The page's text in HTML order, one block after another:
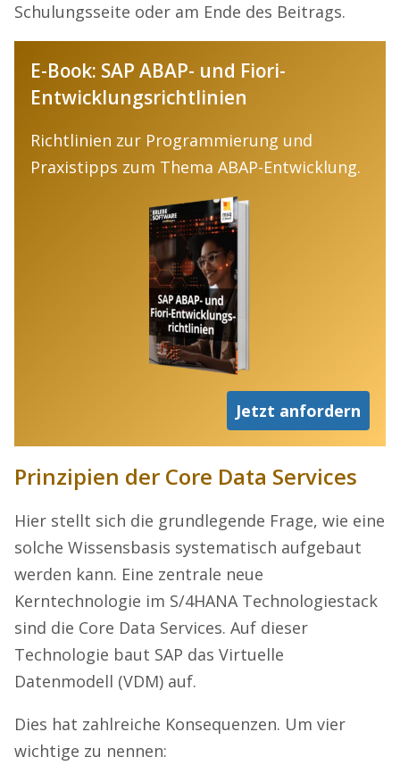
Schulungsseite oder am Ende des Beitrags.
E-Book: SAP ABAP- und Fiori-
Entwicklungsrichtlinien
Richtlinien zur Programmierung und
Praxistipps zum Thema ABAP-Entwicklung.
Jetzt anfordern
Prinzipien der Core Data Services
Hier stellt sich die grundlegende Frage, wie eine
solche Wissensbasis systematisch aufgebaut
werden kann. Eine zentrale neue
Kerntechnologie im S/4HANA Technologiestack
sind die Core Data Services. Auf dieser
Technologie baut SAP das Virtuelle
Datenmodell (VDM) auf.
Dies hat zahlreiche Konsequenzen. Um vier
wichtige zu nennen: